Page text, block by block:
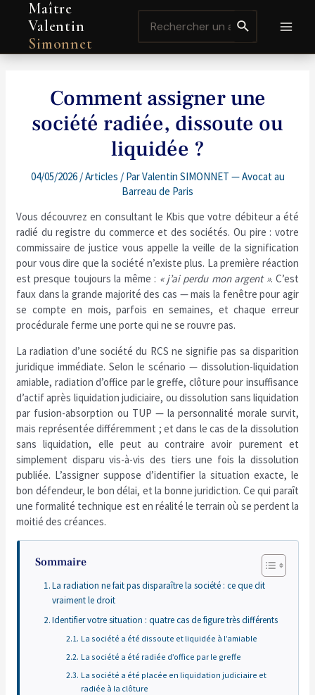
contenu
Maître
Valentin
Simonnet
for:
Comment assigner une
société radiée, dissoute ou
liquidée ?
04/05/2026 /Articles / ParValentin SIMONNET — Avocat au
Barreau de Paris
Vous découvrez en consultant le Kbis que votre débiteur a été
radié du registre du commerce et des sociétés. Ou pire : votre
commissaire de justice vous appelle la veille de la signification
pour vous dire que la société n’existe plus. La première réaction
est presque toujours la même : « j’ai perdu mon argent ». C’est
faux dans la grande majorité des cas — mais la fenêtre pour agir
se compte en mois, parfois en semaines, et chaque erreur
procédurale ferme une porte qui ne se rouvre pas.
La radiation d’une société du RCS ne signifie pas sa disparition
juridique immédiate. Selon le scénario — dissolution-liquidation
amiable, radiation d’office par le greffe, clôture pour insuffisance
d’actif après liquidation judiciaire, ou dissolution sans liquidation
par fusion-absorption ou TUP — la personnalité morale survit,
mais représentée différemment ; et dans le cas de la dissolution
sans liquidation, elle peut au contraire avoir purement et
simplement disparu vis-à-vis des tiers une fois la dissolution
publiée. L’assigner suppose d’identifier la situation exacte, le
bon défendeur, le bon délai, et la bonne juridiction. Ce qui paraît
une formalité technique est en réalité le terrain où se perdent la
moitié des créances.
Sommaire
La radiation ne fait pas disparaître la société : ce que dit
vraiment le droit
Identifier votre situation : quatre cas de figure très différents
La société a été dissoute et liquidée à l’amiable
La société a été radiée d’office par le greffe
La société a été placée en liquidation judiciaire et
radiée à la clôture
Navigation
de